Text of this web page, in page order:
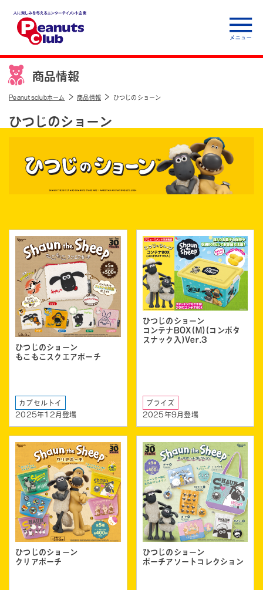
人に楽しみを与えるエ
ンターテイメント企
業 Peanuts club
商品情報
Peanutsclubホーム 商品情報 ひつじのショーン
ひつじのショーン
ひつじのショーン
もこもこスクエアポーチ
カプセルトイ
2025年12月登場
ひつじのショーン
コンテナBOX(M)(コンポタ
スナック入)Ver.3
プライズ
2025年9月登場
ひつじのショーン
クリアポーチ
ひつじのショーン
ポーチアソートコレクション